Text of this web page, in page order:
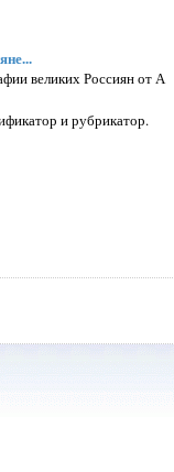
великих Россиян от А
и рубрикатор.